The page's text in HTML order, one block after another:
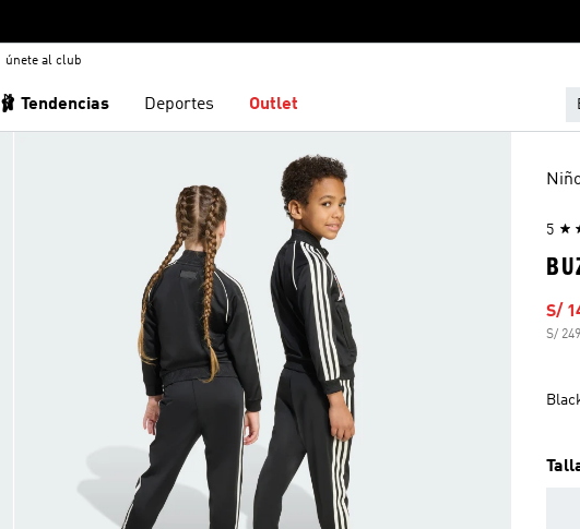
únete al club
🩰 Tendencias Deportes Outlet
5
S/
S/